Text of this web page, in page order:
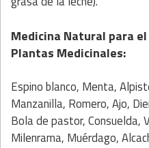
Medicina Natural para
Plantas Medicinales:
Espino blanco, Menta,
Manzanilla, Romero, Ajo,
Bola de pastor, Consuelda,
Milenrama, Muérdago,